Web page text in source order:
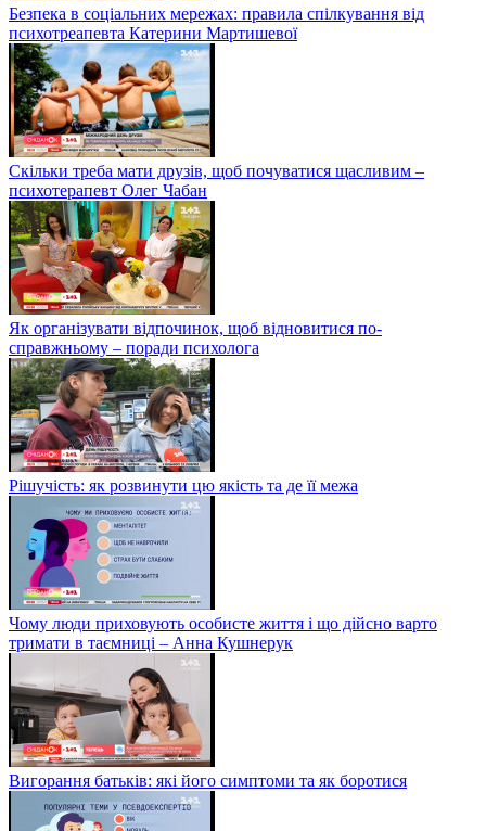
Безпека в соціальних мережах: правила спілкування від
психотреапевта Катерини Мартишевої
Скільки треба мати друзів, щоб почуватися щасливим –
психотерапевт Олег Чабан
Як організувати відпочинок, щоб відновитися по-
справжньому – поради психолога
Рішучість: як розвинути цю якість та де її межа
Чому люди приховують особисте життя і що дійсно варто
тримати в таємниці – Анна Кушнерук
Вигорання батьків: які його симптоми та як боротися